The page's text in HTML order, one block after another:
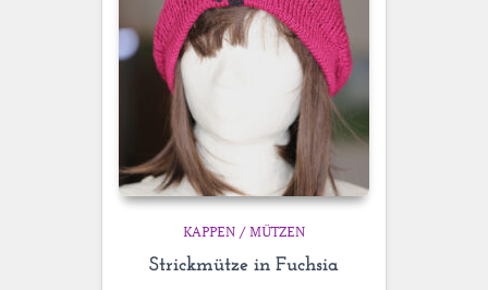
KAPPEN / MÜTZEN
Strickmütze in Fuchsia